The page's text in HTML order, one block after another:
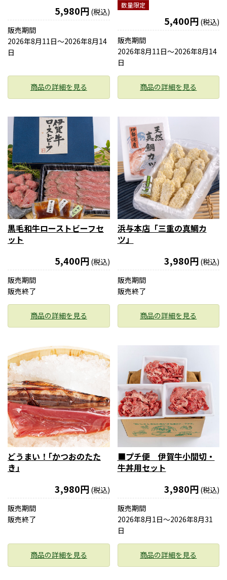
5,980円 (税込)
販売期間
2026年8月11日〜2026年8月14
日
商品の詳細を見る
数量限定
5,400円 (税込)
販売期間
2026年8月11日〜2026年8月14
日
商品の詳細を見る
黒毛和牛ローストビーフセ
ット
5,400円 (税込)
販売期間
販売終了
商品の詳細を見る
浜与本店「三重の真鯛カ
ツ」
3,980円 (税込)
販売期間
販売終了
商品の詳細を見る
どうまい！｢かつおのたた
き｣
3,980円 (税込)
販売期間
販売終了
商品の詳細を見る
■プチ便 伊賀牛小間切・
牛丼用セット
3,980円 (税込)
販売期間
2026年8月1日〜2026年8月31
日
商品の詳細を見る